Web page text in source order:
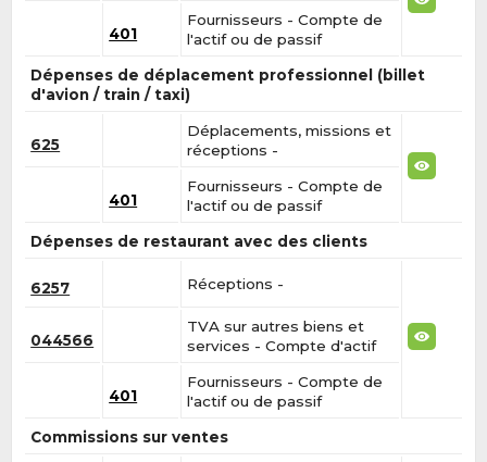
401
Fournisseurs - Compte de
l'actif ou de passif
Dépenses de déplacement professionnel (billet
d'avion / train / taxi)
625
Déplacements, missions et
réceptions -
401
Fournisseurs - Compte de
l'actif ou de passif
Dépenses de restaurant avec des clients
6257 Réceptions -
044566
TVA sur autres biens et
services - Compte d'actif
401
Fournisseurs - Compte de
l'actif ou de passif
Commissions sur ventes